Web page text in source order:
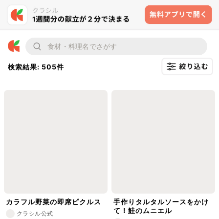
検索結果: 505件
カラフル野菜の即席ピクルス
クラシル公式
手作りタルタルソースをかけ
て！鮭のムニエル